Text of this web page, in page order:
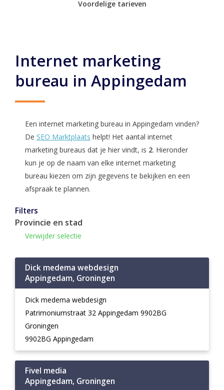
Voordelige tarieven
Internet marketing
bureau in Appingedam
Een internet marketing bureau in Appingedam vinden?
De SEO Marktplaats helpt! Het aantal internet
marketing bureaus dat je hier vindt, is 2. Hieronder
kun je op de naam van elke internet marketing
bureau kiezen om zijn gegevens te bekijken en een
afspraak te plannen.
Filters
Provincie en stad
Verwijder selectie
Dick medema webdesign
Appingedam, Groningen
Dick medema webdesign
Patrimoniumstraat 32 Appingedam 9902BG
Groningen
9902BG Appingedam
Fivel media
Appingedam, Groningen